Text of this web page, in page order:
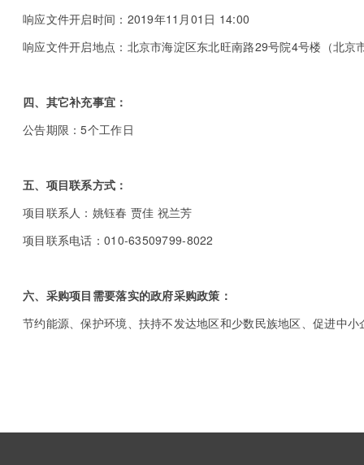
响应文件开启时间：2019年11月01日 14:00
响应文件开启地点：北京市海淀区东北旺南路29号院4号楼（北
四、其它补充事宜：
公告期限：5个工作日
五、项目联系方式：
项目联系人：姚钰春 贾佳 祝兰芳
项目联系电话：010-63509799-8022
六、采购项目需要落实的政府采购政策：
节约能源、保护环境、扶持不发达地区和少数民族地区、促进中